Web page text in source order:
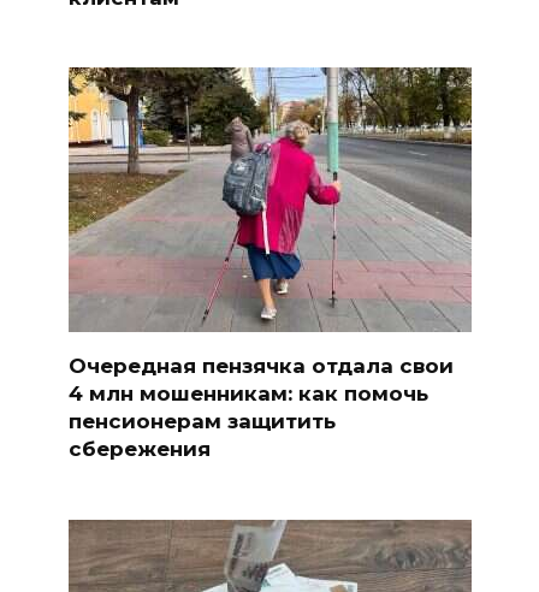
Очередная пензячка отдала свои
4 млн мошенникам: как помочь
пенсионерам защитить
сбережения